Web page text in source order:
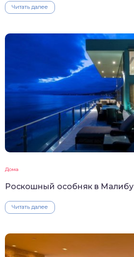
Читать далее
Дома
Роскошный особняк в Малибу
Читать далее